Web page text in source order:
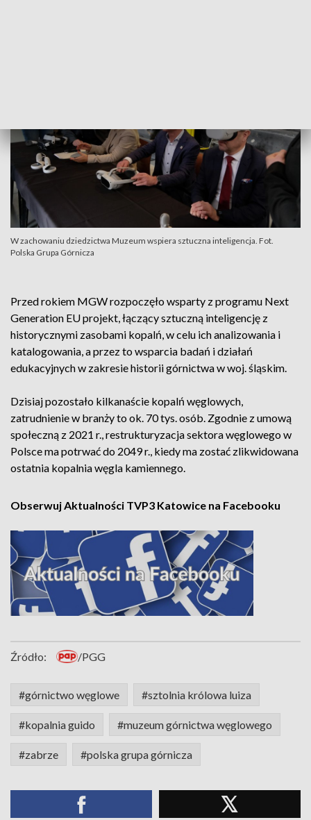
W zachowaniu dziedzictwa Muzeum wspiera sztuczna inteligencja. Fot.
Polska Grupa Górnicza
Przed rokiem MGW rozpoczęło wsparty z programu Next
Generation EU projekt, łączący sztuczną inteligencję z
historycznymi zasobami kopalń, w celu ich analizowania i
katalogowania, a przez to wsparcia badań i działań
edukacyjnych w zakresie historii górnictwa w woj. śląskim.
Dzisiaj pozostało kilkanaście kopalń węglowych,
zatrudnienie w branży to ok. 70 tys. osób. Zgodnie z umową
społeczną z 2021 r., restrukturyzacja sektora węglowego w
Polsce ma potrwać do 2049 r., kiedy ma zostać zlikwidowana
ostatnia kopalnia węgla kamiennego.
Obserwuj Aktualności TVP3 Katowice na Facebooku
Źródło: /PGG
#górnictwo węglowe #sztolnia królowa luiza
#kopalnia guido #muzeum górnictwa węglowego
#zabrze #polska grupa górnicza